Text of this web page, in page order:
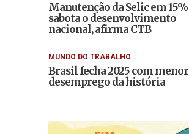
Manutenção da Selic em 15%
sabota o desenvolvimento
nacional, afirma CTB
MUNDO DO TRABALHO
Brasil fecha 2025 com menor
desemprego da história